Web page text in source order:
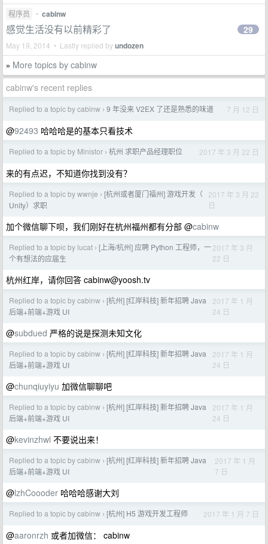
程序员 • cabinw
感觉生活没有以前精彩了
May 19, 2014 • Lastly replied byundozen
29
» More topics by cabinw
cabinw's recent replies
Replied to a topic by cabinw › 9 年没来 V2EX 了还是熟悉的味道 7 月 12 日
@92493 哈哈哈是的基本只看技术
Replied to a topic by Ministor › 杭州 求职产品经理职位 2017 年 3 月 22 日
来的有点迟，不知道你找到没有？
Replied to a topic by wwnje › [杭州或者厦门福州] 游戏开发（
Unity）求职
2017 年 3 月 22
日
加个微信聊下呗，我们刚好在杭州福州都有分部 @cabinw
Replied to a topic by lucat › [上海/杭州] 应聘 Python 工程师，一
个有想法的应届生
2017 年 3 月
22 日
杭州红岸，请你回答 cabinw@yoosh.tv
Replied to a topic by cabinw › [杭州] [红岸科技] 新年招聘 Java
后端+前端+游戏 UI
2017 年 1 月
24 日
@subdued 严格的说是探测未知文化
Replied to a topic by cabinw › [杭州] [红岸科技] 新年招聘 Java
后端+前端+游戏 UI
2017 年 1 月
24 日
@chunqiuyiyu 加微信聊聊吧
Replied to a topic by cabinw › [杭州] [红岸科技] 新年招聘 Java
后端+前端+游戏 UI
2017 年 1 月
24 日
@kevinzhwl 不要说出来！
Replied to a topic by cabinw › [杭州] [红岸科技] 新年招聘 Java
后端+前端+游戏 UI
2017 年 1 月
7 日
@lzhCoooder 哈哈哈感谢大刘
Replied to a topic by cabinw › [杭州] H5 游戏开发工程师 2017 年 1 月 7 日
@aaronrzh 或者加微信： cabinw